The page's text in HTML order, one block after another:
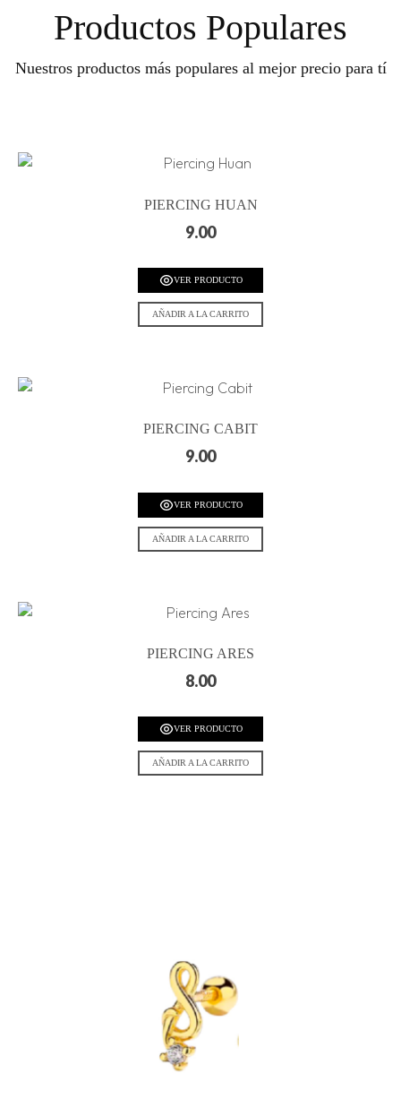
Productos Populares
Nuestros productos más populares al mejor precio para tí
PIERCING HUAN
9.00
VER PRODUCTO
AÑADIR A LA CARRITO
PIERCING CABIT
9.00
VER PRODUCTO
AÑADIR A LA CARRITO
PIERCING ARES
8.00
VER PRODUCTO
AÑADIR A LA CARRITO